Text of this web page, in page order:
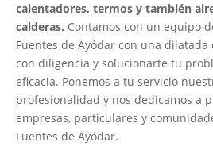
calentadores, termos y también
calderas. Contamos con un equipo
Fuentes de Ayódar con una
con diligencia y solucionarte tu
eficacia. Ponemos a tu servicio
profesionalidad y nos dedicamos a
empresas, particulares y
Fuentes de Ayódar.